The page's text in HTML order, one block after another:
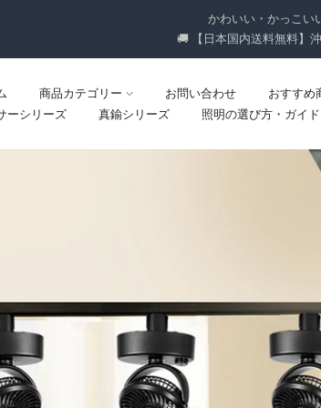
かわいい・かっこい
🚚 【日本国内送料無料】
商品カテゴリー お問い合わせ おすすめ
ーシリーズ
真鍮シリーズ 照明の選び方・ガイド